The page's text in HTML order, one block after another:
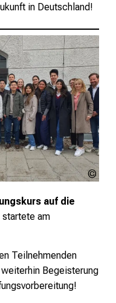
in Deutschland!
auf die
startete am
Teilnehmenden
Begeisterung